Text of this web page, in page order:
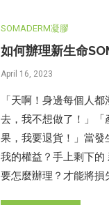
SOMADERM凝膠
如何辦理新生命
April 16, 2023
「天啊！身邊每個人
去，我不想做了！」「
果，我要退貨！」當
我的權益？手上剩下的
要怎麼辦理？才能將損